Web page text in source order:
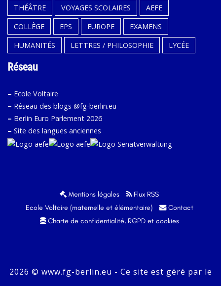
THÉÂTRE
VOYAGES SCOLAIRES
AEFE
COLLÈGE
EPS EUROPE
EXAMENS
HUMANITÉS
LETTRES / PHILOSOPHIE LYCÉE
Réseau
– Ecole Voltaire
– Réseau des blogs @fg-berlin.eu
– Berlin Euro Parlement 2026
– Site des langues anciennes
Mentions légales
Flux RSS
Ecole Voltaire (maternelle et élémentaire)
Contact
Charte de confidentialité, RGPD et cookies
2026 © www.fg-berlin.eu - Ce site est géré par le